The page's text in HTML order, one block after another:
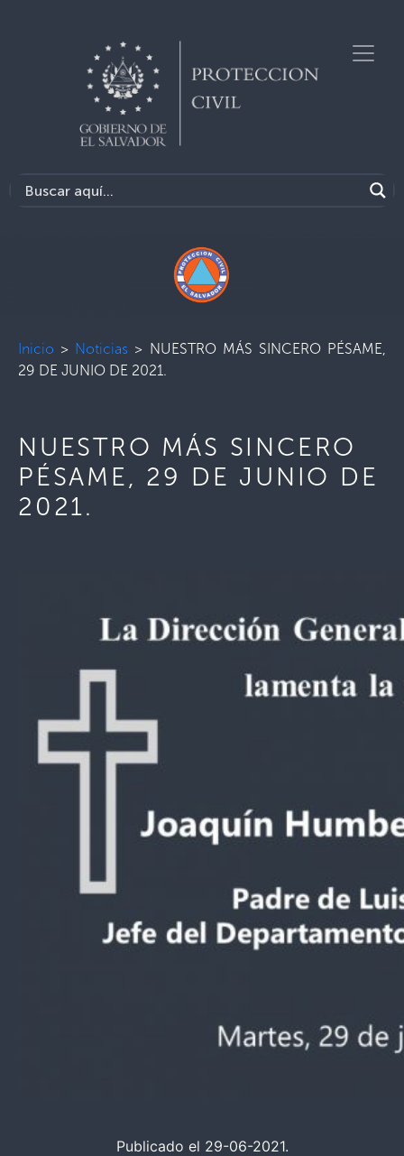
Inicio > Noticias > NUESTRO MÁS SINCERO PÉSAME,
29 DE JUNIO DE 2021.
NUESTRO MÁS SINCERO
PÉSAME, 29 DE JUNIO DE
2021.
Publicado el 29-06-2021.